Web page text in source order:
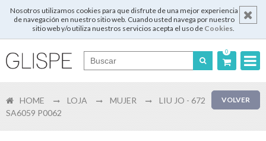
Nosotros utilizamos cookies para que disfrute de una mejor experiencia
de navegación en nuestro sitio web. Cuando usted navega por nuestro
sitio web y/o utiliza nuestros servicios acepta el uso de Cookies.
0
English VOLVER
HOME LOJA MUJER
LIU JO - 672
SA6059 P0062